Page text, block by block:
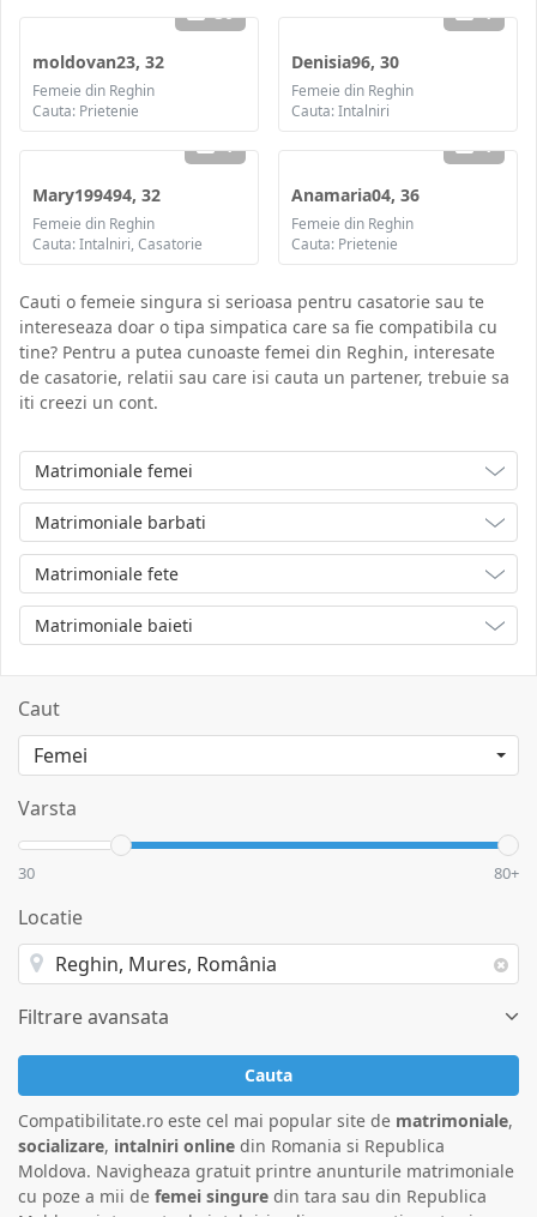
30
moldovan23, 32
Femeie din Reghin
Cauta: Prietenie
1
Denisia96, 30
Femeie din Reghin
Cauta: Intalniri
1
Mary199494, 32
Femeie din Reghin
Cauta: Intalniri, Casatorie
1
Anamaria04, 36
Femeie din Reghin
Cauta: Prietenie
Cauti o femeie singura si serioasa pentru casatorie sau te
intereseaza doar o tipa simpatica care sa fie compatibila cu
tine? Pentru a putea cunoaste femei din Reghin, interesate
de casatorie, relatii sau care isi cauta un partener, trebuie sa
iti creezi un cont.
Matrimoniale femei
Matrimoniale barbati
Matrimoniale fete
Matrimoniale baieti
Caut
Varsta
30 80+
Locatie
Filtrare avansata
Cauta
Compatibilitate.ro este cel mai popular site de matrimoniale,
socializare, intalniri online din Romania si Republica
Moldova. Navigheaza gratuit printre anunturile matrimoniale
cu poze a mii de femei singure din tara sau din Republica